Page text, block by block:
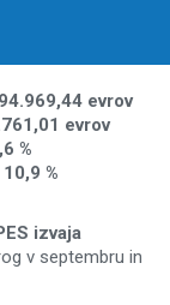
evrov
evrov
%
10,9 %
izvaja
v septembru in